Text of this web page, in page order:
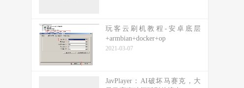
玩客云刷机教程-安卓底层
+armbian+docker+op
2021-03-07
JavPlayer：AI破坏马赛克，大